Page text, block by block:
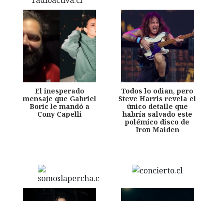
El inesperado
mensaje que Gabriel
Boric le mandó a
Cony Capelli
Todos lo odian, pero
Steve Harris revela el
único detalle que
habría salvado este
polémico disco de
Iron Maiden